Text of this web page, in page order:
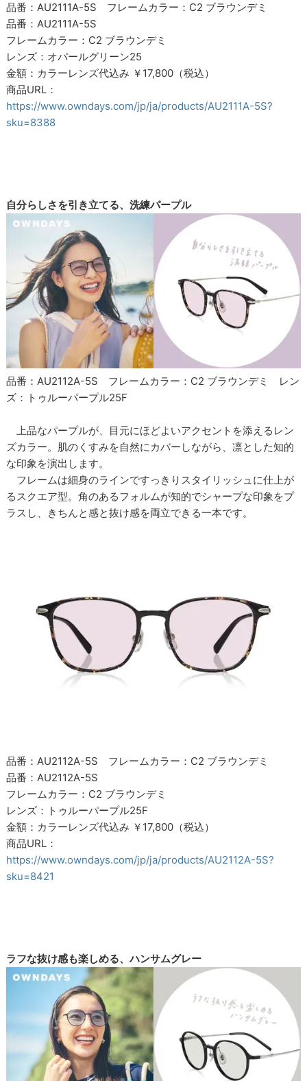
品番：AU2111A-5S フレームカラー：C2 ブラウンデミ
品番：AU2111A-5S
フレームカラー：C2 ブラウンデミ
レンズ：オパールグリーン25
金額：カラーレンズ代込み ￥17,800（税込）
商品URL：
https://www.owndays.com/jp/ja/products/AU2111A-5S?
sku=8388
自分らしさを引き立てる、洗練パープル
品番：AU2112A-5S フレームカラー：C2 ブラウンデミ レン
ズ：トゥルーパープル25F
上品なパープルが、目元にほどよいアクセントを添えるレン
ズカラー。肌のくすみを自然にカバーしながら、凛とした知的
な印象を演出します。
フレームは細身のラインですっきりスタイリッシュに仕上が
るスクエア型。角のあるフォルムが知的でシャープな印象をプ
ラスし、きちんと感と抜け感を両立できる一本です。
品番：AU2112A-5S フレームカラー：C2 ブラウンデミ
品番：AU2112A-5S
フレームカラー：C2 ブラウンデミ
レンズ：トゥルーパープル25F
金額：カラーレンズ代込み ￥17,800（税込）
商品URL：
https://www.owndays.com/jp/ja/products/AU2112A-5S?
sku=8421
ラフな抜け感も楽しめる、ハンサムグレー